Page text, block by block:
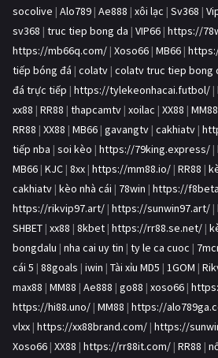
socolive | Alo789 | Ae888 | xôi lạc | Sv368 |
sv368 | truc tiep bong da | VIP66 | https://
https://mb66q.com/ | Xoso66 | MB66 |
tiếp bóng đá | colatv | colatv truc tiep bong
đá trực tiếp | https://tylekeonhacai.futbol/ |
xx88 | RR88 | thapcamtv | xoilac | XX88 | MM88
RR88 | XX88 | MB66 | gavangtv | cakhiatv |
tiếp nba | soi kèo | https://79king.express/ |
MB66 | KJC | 8xx | https://mm88.io/ | RR88 |
cakhiatv | kèo nhà cái | 78win | https://
https://rikvip97.art/ | https://sunwin97.art/ |
SHBET | xx88 | 8kbet | https://rr88.se.net/ |
bongdalu | nha cai uy tin | ty le ca cuoc |
cái 5 | 88goals | iwin | Tài xỉu MD5 | 1GOM |
max88 | MM88 | Ae888 | go88 | xoso66 |
https://hi88.uno/ | MM88 | https://
vlxx | https://xx88brand.com/ | https://
Xoso66 | XX88 | https://rr88it.com/ | RR88 |